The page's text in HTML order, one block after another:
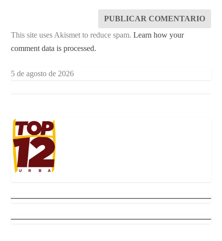
This site uses Akismet to reduce spam.Learn how your
comment data is processed.
5 de agosto de 2026